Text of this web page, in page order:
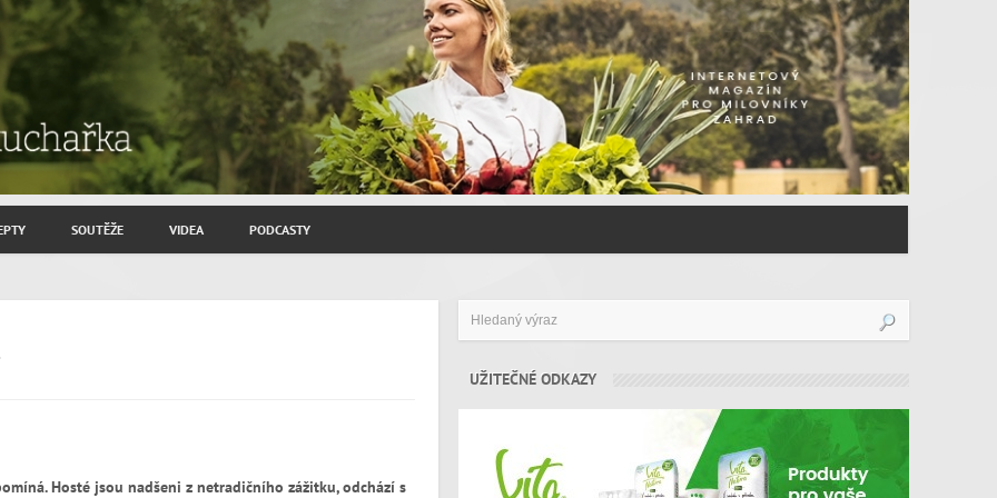
SOUTĚŽE VIDEA PODCASTY
Hosté jsou nadšeni z netradičního zážitku, odchází s
UŽITEČNÉ ODKAZY